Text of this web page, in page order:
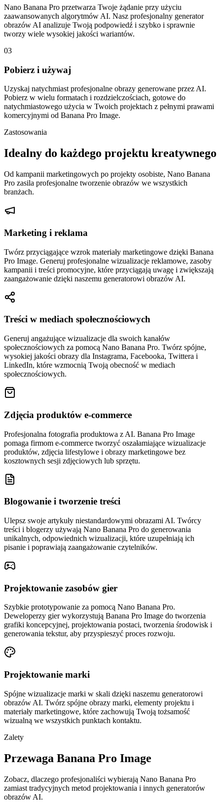
Nano Banana Pro przetwarza Twoje żądanie przy użyciu
zaawansowanych algorytmów AI. Nasz profesjonalny generator
obrazów AI analizuje Twoją podpowiedź i szybko i sprawnie
tworzy wiele wysokiej jakości wariantów.
03
Pobierz i używaj
Uzyskaj natychmiast profesjonalne obrazy generowane przez AI.
Pobierz w wielu formatach i rozdzielczościach, gotowe do
natychmiastowego użycia w Twoich projektach z pełnymi prawami
komercyjnymi od Banana Pro Image.
Zastosowania
Idealny do każdego projektu kreatywnego
Od kampanii marketingowych po projekty osobiste, Nano Banana
Pro zasila profesjonalne tworzenie obrazów we wszystkich
branżach.
Marketing i reklama
Twórz przyciągające wzrok materiały marketingowe dzięki Banana
Pro Image. Generuj profesjonalne wizualizacje reklamowe, zasoby
kampanii i treści promocyjne, które przyciągają uwagę i zwiększają
zaangażowanie dzięki naszemu generatorowi obrazów AI.
Treści w mediach społecznościowych
Generuj angażujące wizualizacje dla swoich kanałów
społecznościowych za pomocą Nano Banana Pro. Twórz spójne,
wysokiej jakości obrazy dla Instagrama, Facebooka, Twittera i
LinkedIn, które wzmocnią Twoją obecność w mediach
społecznościowych.
Zdjęcia produktów e-commerce
Profesjonalna fotografia produktowa z AI. Banana Pro Image
pomaga firmom e-commerce tworzyć oszałamiające wizualizacje
produktów, zdjęcia lifestylowe i obrazy marketingowe bez
kosztownych sesji zdjęciowych lub sprzętu.
Blogowanie i tworzenie treści
Ulepsz swoje artykuły niestandardowymi obrazami AI. Twórcy
treści i blogerzy używają Nano Banana Pro do generowania
unikalnych, odpowiednich wizualizacji, które uzupełniają ich
pisanie i poprawiają zaangażowanie czytelników.
Projektowanie zasobów gier
Szybkie prototypowanie za pomocą Nano Banana Pro.
Deweloperzy gier wykorzystują Banana Pro Image do tworzenia
grafiki koncepcyjnej, projektowania postaci, tworzenia środowisk i
generowania tekstur, aby przyspieszyć proces rozwoju.
Projektowanie marki
Spójne wizualizacje marki w skali dzięki naszemu generatorowi
obrazów AI. Twórz spójne obrazy marki, elementy projektu i
materiały marketingowe, które zachowują Twoją tożsamość
wizualną we wszystkich punktach kontaktu.
Zalety
Przewaga Banana Pro Image
Zobacz, dlaczego profesjonaliści wybierają Nano Banana Pro
zamiast tradycyjnych metod projektowania i innych generatorów
obrazów AI.